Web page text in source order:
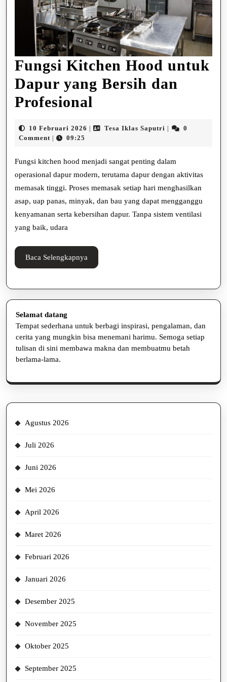
Fungsi Kitchen Hood untuk
Dapur yang Bersih dan
Profesional
untuk
Dapur
yang
Bersih
Profesional
10 Februari 2026 10
Tesa Iklas Saputri Tesa 0
Comment
09:25
Fungsi kitchen hood menjadi sangat penting dalam
operasional dapur modern, terutama dapur dengan aktivitas
memasak tinggi. Proses memasak setiap hari menghasilkan
asap, uap panas, minyak, dan bau yang dapat mengganggu
kenyamanan serta kebersihan dapur. Tanpa sistem ventilasi
yang baik, udara
Baca Selengkapnya
Selengkapnya
Selamat datang
Tempat sederhana untuk berbagi inspirasi, pengalaman, dan
cerita yang mungkin bisa menemani harimu. Semoga setiap
tulisan di sini membawa makna dan membuatmu betah
berlama-lama.
Agustus 2026
Juli 2026
Juni 2026
Mei 2026
April 2026
Maret 2026
Februari 2026
Januari 2026
Desember 2025
November 2025
Oktober 2025
September 2025